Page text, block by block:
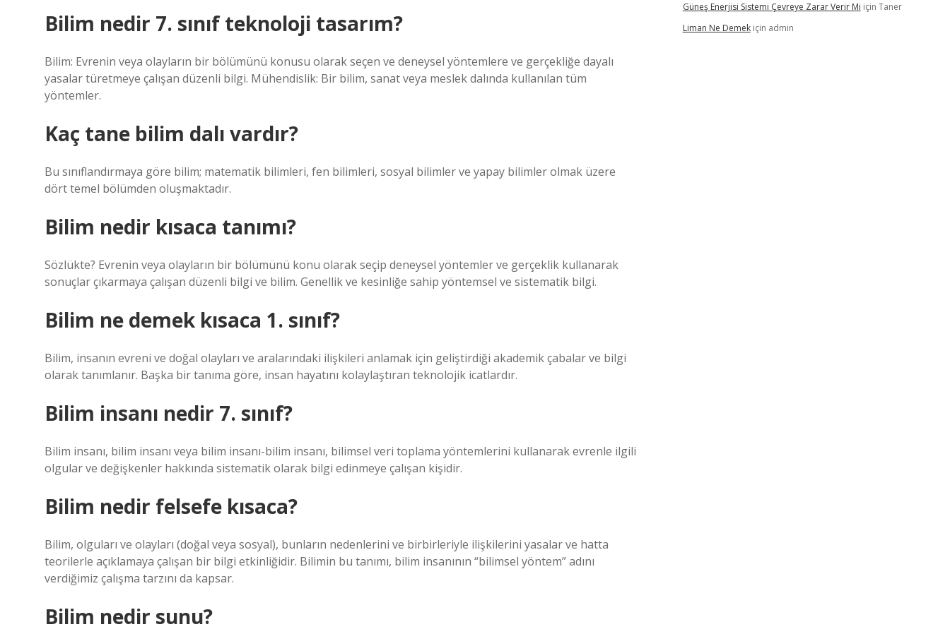
Bilim nedir 7. sınıf teknoloji tasarım?
Bilim: Evrenin veya olayların bir bölümünü konusu olarak seçen ve deneysel yöntemlere ve gerçekliğe dayalı
yasalar türetmeye çalışan düzenli bilgi. Mühendislik: Bir bilim, sanat veya meslek dalında kullanılan tüm
yöntemler.
Kaç tane bilim dalı vardır?
Bu sınıflandırmaya göre bilim; matematik bilimleri, fen bilimleri, sosyal bilimler ve yapay bilimler olmak üzere
dört temel bölümden oluşmaktadır.
Bilim nedir kısaca tanımı?
Sözlükte? Evrenin veya olayların bir bölümünü konu olarak seçip deneysel yöntemler ve gerçeklik kullanarak
sonuçlar çıkarmaya çalışan düzenli bilgi ve bilim. Genellik ve kesinliğe sahip yöntemsel ve sistematik bilgi.
Bilim ne demek kısaca 1. sınıf?
Bilim, insanın evreni ve doğal olayları ve aralarındaki ilişkileri anlamak için geliştirdiği akademik çabalar ve bilgi
olarak tanımlanır. Başka bir tanıma göre, insan hayatını kolaylaştıran teknolojik icatlardır.
Bilim insanı nedir 7. sınıf?
Bilim insanı, bilim insanı veya bilim insanı-bilim insanı, bilimsel veri toplama yöntemlerini kullanarak evrenle ilgili
olgular ve değişkenler hakkında sistematik olarak bilgi edinmeye çalışan kişidir.
Bilim nedir felsefe kısaca?
Bilim, olguları ve olayları (doğal veya sosyal), bunların nedenlerini ve birbirleriyle ilişkilerini yasalar ve hatta
teorilerle açıklamaya çalışan bir bilgi etkinliğidir. Bilimin bu tanımı, bilim insanının “bilimsel yöntem” adını
verdiğimiz çalışma tarzını da kapsar.
Bilim nedir sunu?
Güneş Enerjisi Sistemi Çevreye Zarar Verir Mi için Taner
Liman Ne Demekiçin admin